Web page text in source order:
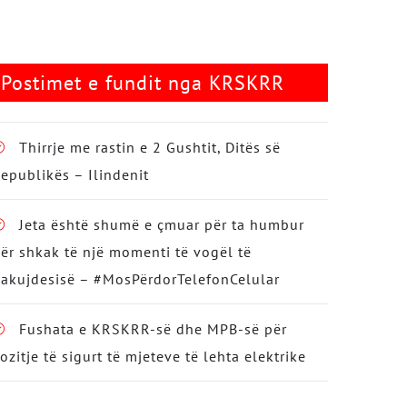
Postimet e fundit nga KRSKRR
Thirrje me rastin e 2 Gushtit, Ditës së
– Ilindenit
Jeta është shumë e çmuar për ta humbur
shkak të një momenti të vogël të
– #MosPërdorTelefonCelular
Fushata e KRSKRR-së dhe MPB-së për
të sigurt të mjeteve të lehta elektrike